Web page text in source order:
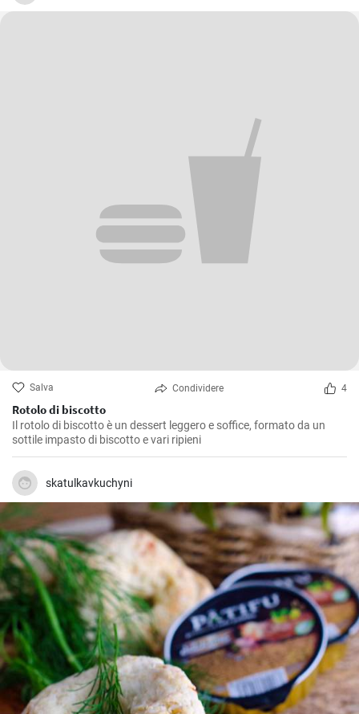
Salva Condividere 4
Rotolo di biscotto
Il rotolo di biscotto è un dessert leggero e soffice, formato da un
sottile impasto di biscotto e vari ripieni
skatulkavkuchyni